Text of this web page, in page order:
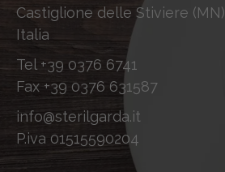
Castiglione delle Stiviere (MN)
Italia
Tel +39 0376 6741
Fax +39 0376 631587
info@sterilgarda.it
P.iva 01515590204